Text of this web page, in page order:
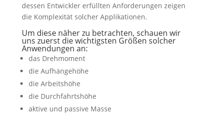
dessen Entwickler erfüllten Anforderungen zeigen
die Komplexität solcher Applikationen.
Um diese näher zu betrachten, schauen wir
uns zuerst die wichtigsten Größen solcher
Anwendungen an:
das Drehmoment
die Aufhängehöhe
die Arbeitshöhe
die Durchfahrtshöhe
aktive und passive Masse